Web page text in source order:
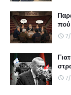
πού